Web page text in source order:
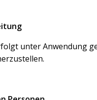
unter Anwendung